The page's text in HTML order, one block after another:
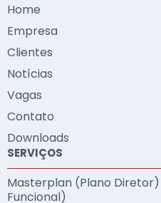
Home
Empresa
Clientes
Notícias
Vagas
Contato
Downloads
SERVIÇOS
Masterplan (Plano
Funcional)